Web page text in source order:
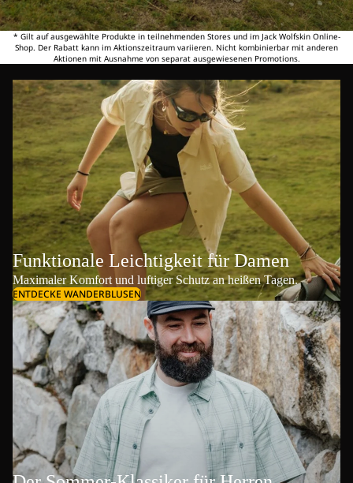
* Gilt auf ausgewählte Produkte in teilnehmenden Stores und im Jack Wolfskin Online-
Shop. Der Rabatt kann im Aktionszeitraum variieren. Nicht kombinierbar mit anderen
Aktionen mit Ausnahme von separat ausgewiesenen Promotions.
Funktionale Leichtigkeit für Damen
Maximaler Komfort und luftiger Schutz an heißen Tagen.
ENTDECKE WANDERBLUSEN